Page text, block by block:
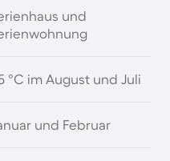
und
°C im August und Juli
und Februar